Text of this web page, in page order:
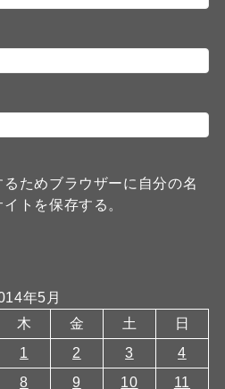
ためブラウザーに自分の名
トを保存する。
年5月
木 金 土
日
1
2 3
4
8 9 10 11